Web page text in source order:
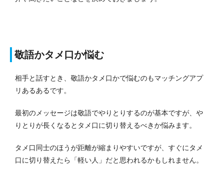
敬語かタメ口か悩む
相手と話すとき、敬語かタメ口かで悩むのもマッチングアプ
リあるあるです。
最初のメッセージは敬語でやりとりするのが基本ですが、や
りとりが長くなるとタメ口に切り替えるべきか悩みます。
タメ口同士のほうが距離が縮まりやすいですが、すぐにタメ
口に切り替えたら「軽い人」だと思われるかもしれません。